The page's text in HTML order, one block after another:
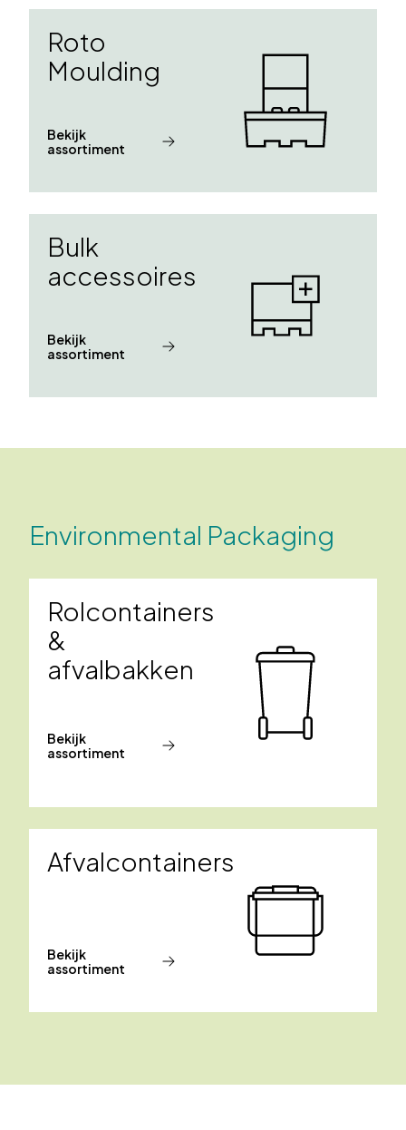
Roto
Moulding
Bekijk
assortiment
Bulk
accessoires
Bekijk
assortiment
Environmental Packaging
Rolcontainers
&
afvalbakken
Bekijk
assortiment
Afvalcontainers
Bekijk
assortiment